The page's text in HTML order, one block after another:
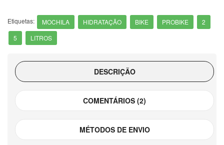
Etiquetas: MOCHILA HIDRATAÇÃO BIKE PROBIKE
2
5
LITROS
DESCRIÇÃO
COMENTÁRIOS (2)
MÉTODOS DE ENVIO